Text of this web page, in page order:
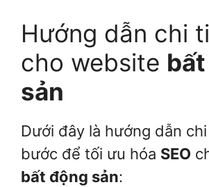
Hướng dẫn chi
cho website
sản
Dưới đây là hướng dẫn
bước để tối ưu hóa SEO
bất động sản: